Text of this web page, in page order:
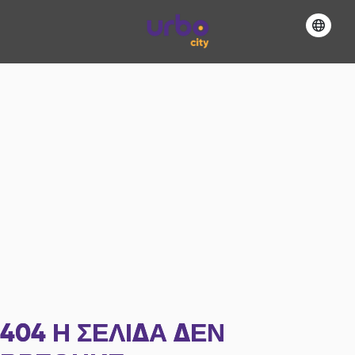
404 Η ΣΕΛΊΔΑ ΔΕΝ